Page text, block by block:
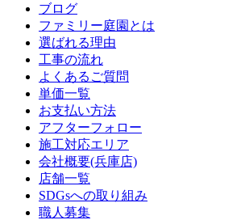
ブログ
ファミリー庭園とは
選ばれる理由
工事の流れ
よくあるご質問
単価一覧
お支払い方法
アフターフォロー
施工対応エリア
会社概要(兵庫店)
店舗一覧
SDGsへの取り組み
職人募集